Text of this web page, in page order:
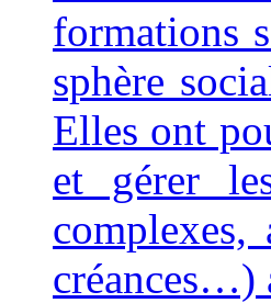
formations
sphère
Elles ont
et gérer
complexes,
créances…)